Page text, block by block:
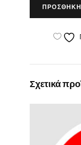
Man
Σχετικά